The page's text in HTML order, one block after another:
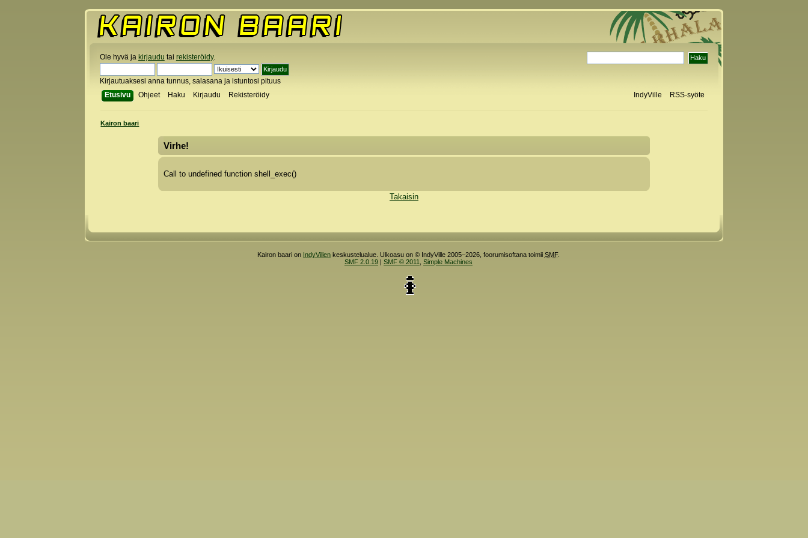
Ole hyvä ja kirjaudu tai rekisteröidy.
Kirjautuaksesi anna tunnus, salasana ja istuntosi pituus
Etusivu
Ohjeet Haku Kirjaudu Rekisteröidy IndyVille RSS-syöte
Kairon baari
Virhe!
Call to undefined function shell_exec()
Takaisin
Kairon baari on IndyVillenkeskustelualue. Ulkoasu on © IndyVille 2005–2026, foorumisoftana toimii SMF.
SMF 2.0.19| SMF © 2011 Simple Machines